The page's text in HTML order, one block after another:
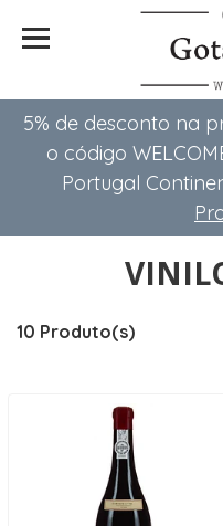
5% de desconto na
o código
Portugal
10 Produto(s)